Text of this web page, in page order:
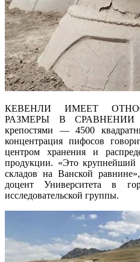
КЕВЕНЛИ ИМЕЕТ
РАЗМЕРЫ В СРАВНЕНИИ
крепостями — 4500
концентрация пифосов
центром хранения и
продукции. «Это крупнейший
складов на Ванской
доцент Университета в
исследовательской группы.